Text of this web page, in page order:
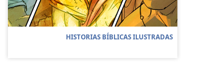
HISTORIAS BÍBLICAS ILUSTRADAS